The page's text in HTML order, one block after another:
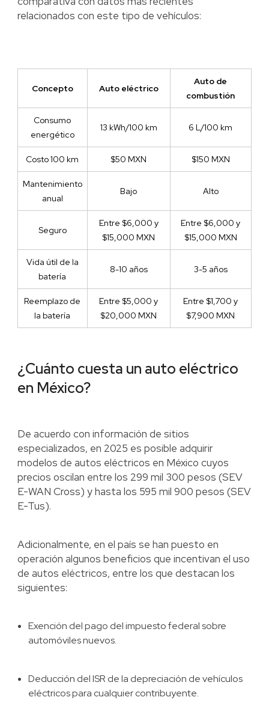
relacionados con este tipo de vehículos:
Concepto Auto eléctrico
Auto de
combustión
Consumo
energético
13 kWh/100 km 6 L/100 km
Costo 100 km $50 MXN $150 MXN
Mantenimiento
anual
Bajo Alto
Seguro
Entre $6,000 y
$15,000 MXN
Entre $6,000 y
$15,000 MXN
Vida útil de la
batería
8-10 años 3-5 años
Reemplazo de
la batería
Entre $5,000 y
$20,000 MXN
Entre $1,700 y
$7,900 MXN
¿Cuánto cuesta un auto eléctrico
en México?
De acuerdo con información de sitios
especializados, en 2025 es posible adquirir
modelos de autos eléctricos en México cuyos
precios oscilan entre los 299 mil 300 pesos (SEV
E-WAN Cross) y hasta los 595 mil 900 pesos (SEV
E-Tus).
Adicionalmente, en el país se han puesto en
operación algunos beneficios que incentivan el uso
de autos eléctricos, entre los que destacan los
siguientes:
Exención del pago del impuesto federal sobre
automóviles nuevos.
Deducción del ISR de la depreciación de vehículos
eléctricos para cualquier contribuyente.